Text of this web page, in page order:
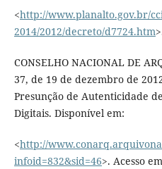
<http://www.planalto.gov.br/
2014/2012/decreto/d7724.htm
CONSELHO NACIONAL DE
37, de 19 de dezembro de
Presunção de Autenticidade
Digitais. Disponível em:
<http://
infoid=832&sid=46>. Acesso